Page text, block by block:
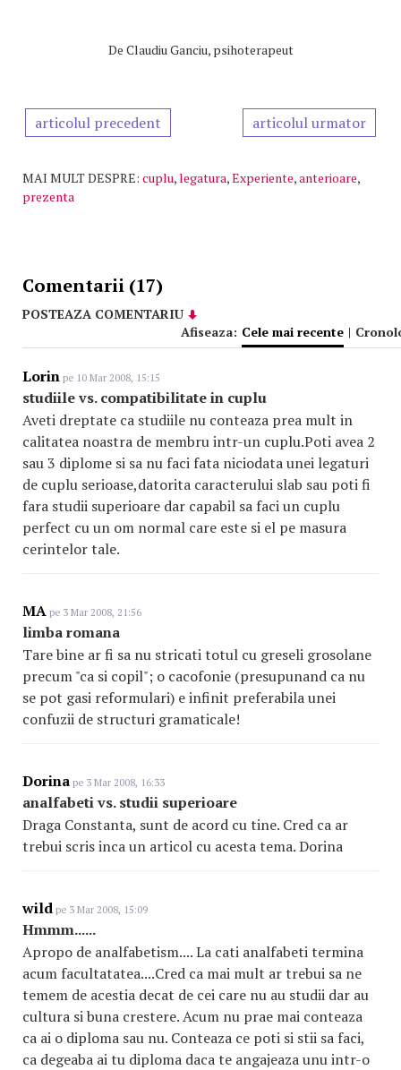
De Claudiu Ganciu, psihoterapeut
articolul precedent articolul urmator
MAI MULT DESPRE: cuplu,legatura,Experiente,anterioare,
prezenta
Comentarii (17)
POSTEAZA COMENTARIU
Afiseaza: Cele mai recente |
Lorin pe 10 Mar 2008, 15:15
studiile vs. compatibilitate in cuplu
Aveti dreptate ca studiile nu conteaza prea mult in
calitatea noastra de membru intr-un cuplu.Poti avea 2
sau 3 diplome si sa nu faci fata niciodata unei legaturi
de cuplu serioase,datorita caracterului slab sau poti fi
fara studii superioare dar capabil sa faci un cuplu
perfect cu un om normal care este si el pe masura
cerintelor tale.
MA pe 3 Mar 2008, 21:56
limba romana
Tare bine ar fi sa nu stricati totul cu greseli grosolane
precum "ca si copil"; o cacofonie (presupunand ca nu
se pot gasi reformulari) e infinit preferabila unei
confuzii de structuri gramaticale!
Dorina pe 3 Mar 2008, 16:33
analfabeti vs. studii superioare
Draga Constanta, sunt de acord cu tine. Cred ca ar
trebui scris inca un articol cu acesta tema. Dorina
wild pe 3 Mar 2008, 15:09
Hmmm......
Apropo de analfabetism.... La cati analfabeti termina
acum facultatatea....Cred ca mai mult ar trebui sa ne
temem de acestia decat de cei care nu au studii dar au
cultura si buna crestere. Acum nu prae mai conteaza
ca ai o diploma sau nu. Conteaza ce poti si stii sa faci,
ca degeaba ai tu diploma daca te angajeaza unu intr-o